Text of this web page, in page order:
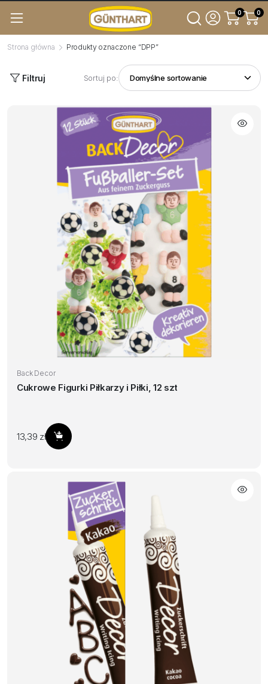
0 0
Strona główna Produkty oznaczone “DPP”
Filtruj Sortuj po:
Back Decor
Cukrowe Figurki Piłkarzy i Piłki, 12 szt
13,39 zł Dodaj do koszyka